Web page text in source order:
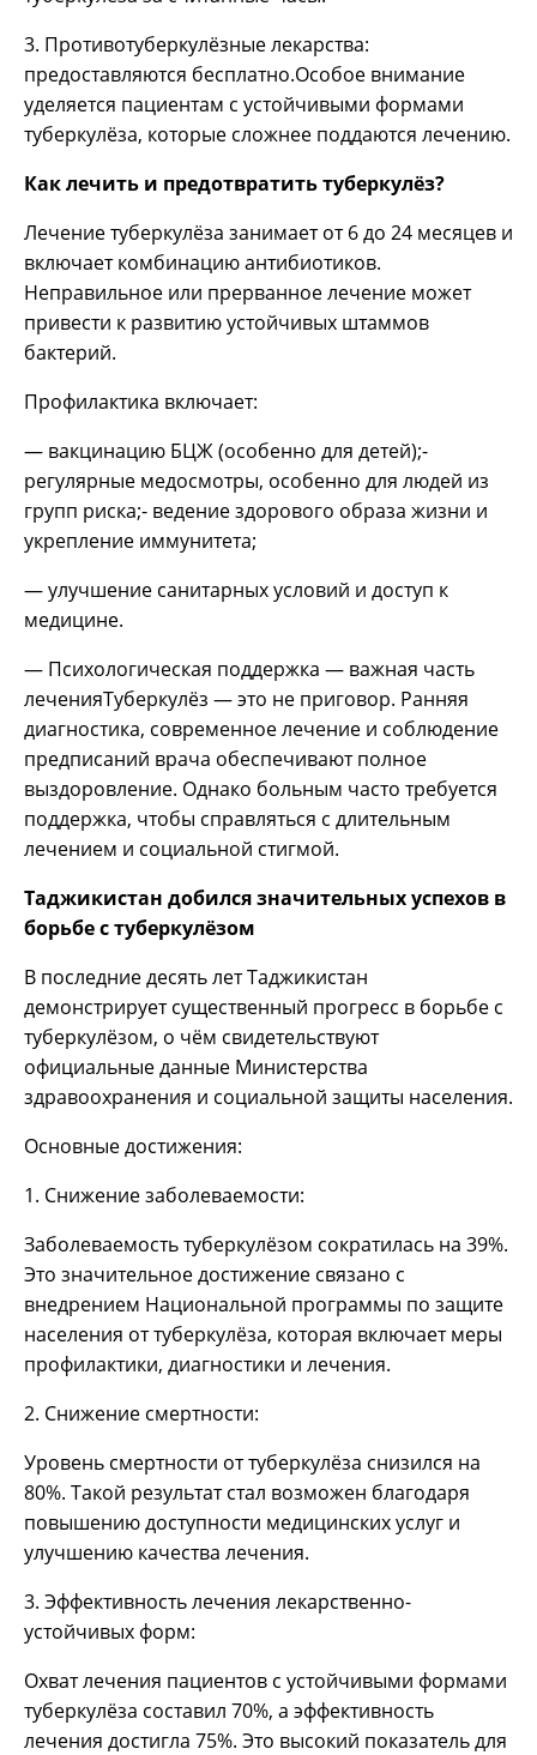
3. Противотуберкулёзные лекарства:
предоставляются бесплатно.Особое внимание
уделяется пациентам с устойчивыми формами
туберкулёза, которые сложнее поддаются лечению.
Как лечить и предотвратить туберкулёз?
Лечение туберкулёза занимает от 6 до 24 месяцев и
включает комбинацию антибиотиков.
Неправильное или прерванное лечение может
привести к развитию устойчивых штаммов
бактерий.
Профилактика включает:
— вакцинацию БЦЖ (особенно для детей);-
регулярные медосмотры, особенно для людей из
групп риска;- ведение здорового образа жизни и
укрепление иммунитета;
— улучшение санитарных условий и доступ к
медицине.
— Психологическая поддержка — важная часть
леченияТуберкулёз — это не приговор. Ранняя
диагностика, современное лечение и соблюдение
предписаний врача обеспечивают полное
выздоровление. Однако больным часто требуется
поддержка, чтобы справляться с длительным
лечением и социальной стигмой.
Таджикистан добился значительных успехов в
борьбе с туберкулёзом
В последние десять лет Таджикистан
демонстрирует существенный прогресс в борьбе с
туберкулёзом, о чём свидетельствуют
официальные данные Министерства
здравоохранения и социальной защиты населения.
Основные достижения:
1. Снижение заболеваемости:
Заболеваемость туберкулёзом сократилась на 39%.
Это значительное достижение связано с
внедрением Национальной программы по защите
населения от туберкулёза, которая включает меры
профилактики, диагностики и лечения.
2. Снижение смертности:
Уровень смертности от туберкулёза снизился на
80%. Такой результат стал возможен благодаря
повышению доступности медицинских услуг и
улучшению качества лечения.
3. Эффективность лечения лекарственно-
устойчивых форм:
Охват лечения пациентов с устойчивыми формами
туберкулёза составил 70%, а эффективность
лечения достигла 75%. Это высокий показатель для